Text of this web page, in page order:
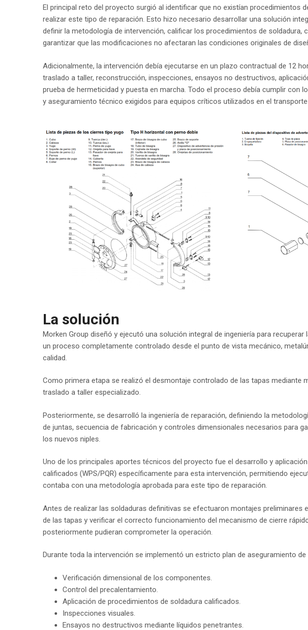
El principal reto del proyecto surgió al identificar que no existían procedimientos
realizar este tipo de reparación. Esto hizo necesario desarrollar una solución
definir la metodología de intervención, calificar los procedimientos de soldadura,
garantizar que las modificaciones no afectaran las condiciones originales de
Adicionalmente, la intervención debía ejecutarse en un plazo contractual de 12
traslado a taller, reconstrucción, inspecciones, ensayos no destructivos,
prueba de hermeticidad y puesta en marcha. Todo el proceso debía cumplir con
y aseguramiento técnico exigidos para equipos críticos utilizados en el transporte
La solución
Morken Group diseñó y ejecutó una solución integral de ingeniería para
un proceso completamente controlado desde el punto de vista mecánico,
calidad.
Como primera etapa se realizó el desmontaje controlado de las tapas mediante
traslado a taller especializado.
Posteriormente, se desarrolló la ingeniería de reparación, definiendo la
de juntas, secuencia de fabricación y controles dimensionales necesarios para
los nuevos niples.
Uno de los principales aportes técnicos del proyecto fue el desarrollo y
calificados (WPS/PQR) específicamente para esta intervención, permitiendo
contaba con una metodología aprobada para este tipo de reparación.
Antes de realizar las soldaduras definitivas se efectuaron montajes preliminares
de las tapas y verificar el correcto funcionamiento del mecanismo de cierre
posteriormente pudieran comprometer la operación.
Durante toda la intervención se implementó un estricto plan de aseguramiento de
Verificación dimensional de los componentes.
Control del precalentamiento.
Aplicación de procedimientos de soldadura calificados.
Inspecciones visuales.
Ensayos no destructivos mediante líquidos penetrantes.